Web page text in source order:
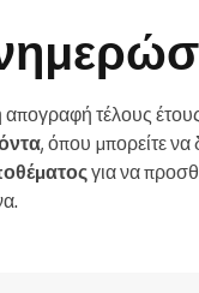
απογραφή τέλους
, όπου μπορείτε να
για να